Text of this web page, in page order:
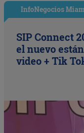
InfoNegocios
SIP Connect
el nuevo
video + Tik